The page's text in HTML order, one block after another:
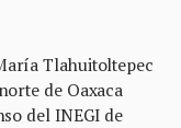
Tlahuitoltepec
de Oaxaca
del INEGI de